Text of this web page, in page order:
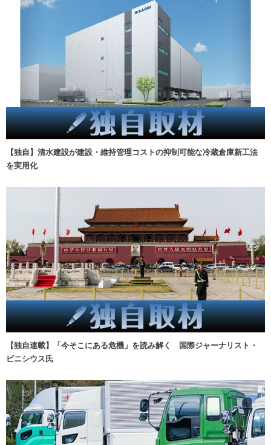
【独自】清水建設が建設・維持管理コストの抑制可能な冷蔵倉庫新工法
を実用化
【独自連載】「今そこにある危機」を読み解く 国際ジャーナリスト・
ビニシウス氏